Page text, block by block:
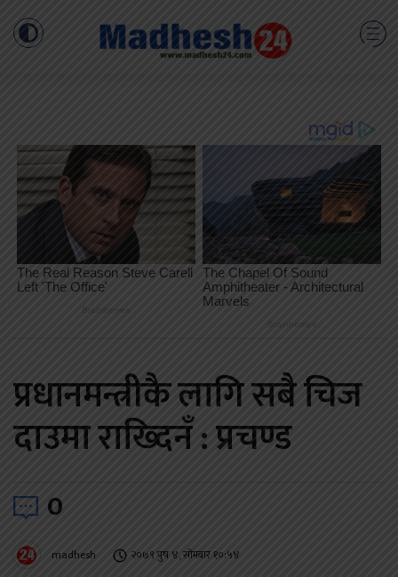
प्रधानमन्त्रीकै लागि सबै चिज
दाउमा राख्दिनँ : प्रचण्ड
0
madhesh २०७९ पुष ४, सोमबार १०:५४